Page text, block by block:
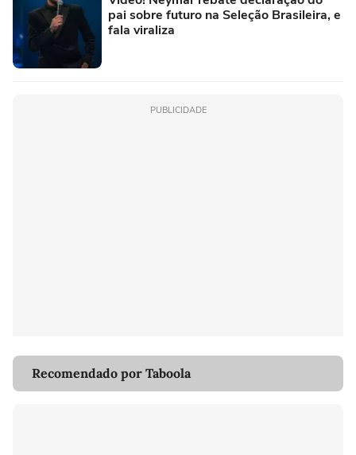
pai sobre futuro na Seleção Brasileira, e
fala viraliza
PUBLICIDADE
Recomendado por Taboola